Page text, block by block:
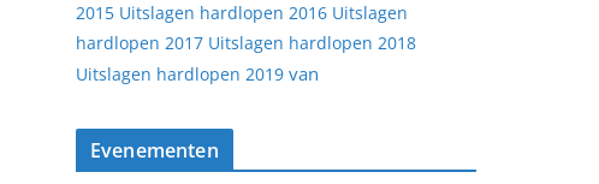
2015 Uitslagen hardlopen 2016 Uitslagen
hardlopen 2017 Uitslagen hardlopen 2018
Uitslagen hardlopen 2019 van
Evenementen